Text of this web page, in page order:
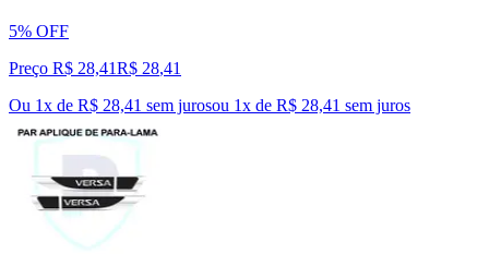
5% OFF
Preço R$ 28,41R$ 28,41
Ou 1x de R$ 28,41 sem jurosou 1x de R$ 28,41 sem juros